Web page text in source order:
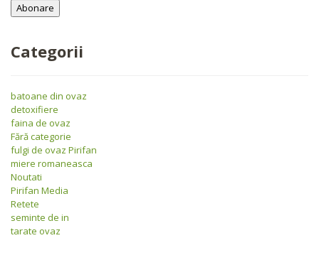
Categorii
batoane din ovaz
detoxifiere
faina de ovaz
Fără categorie
fulgi de ovaz Pirifan
miere romaneasca
Noutati
Pirifan Media
Retete
seminte de in
tarate ovaz